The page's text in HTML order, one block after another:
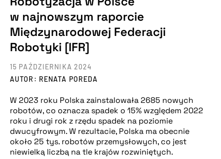
w najnowszym raporcie
Międzynarodowej Federacji
Robotyki [IFR]
AUTOR: RENATA POREDA
15 PAŹDZIERNIKA 2024
W 2023 roku Polska zainstalowała 2685 nowych
robotów, co oznacza spadek o 15% względem 2022
roku i drugi rok z rzędu spadek na poziomie
dwucyfrowym. W rezultacie, Polska ma obecnie
około 25 tys. robotów przemysłowych, co jest
niewielką liczbą na tle krajów rozwiniętych.